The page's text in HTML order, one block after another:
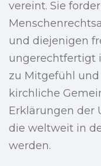
vereint. Sie
und diejenigen
ungerechtfertigt
zu Mitgefühl
kirchliche
Erklärungen der
die weltweit in
werden.